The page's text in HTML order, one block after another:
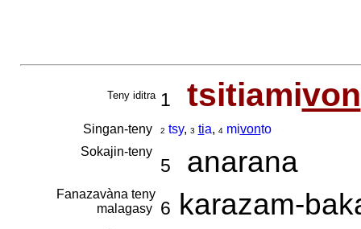
Teny iditra 1 tsitiamivon
Singan-teny 2 tsy, 3 tia, 4 mivonto
Sokajin-teny
5 anarana
Fanazavàna teny
malagasy
6 karazam-